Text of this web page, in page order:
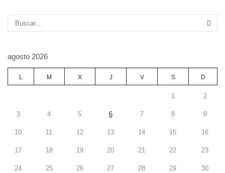
agosto 2026
L M X J V S D
1 2
3 4 5 6 7 8 9
10 11 12 13 14 15 16
17 18 19 20 21 22 23
24 25 26 27 28 29 30